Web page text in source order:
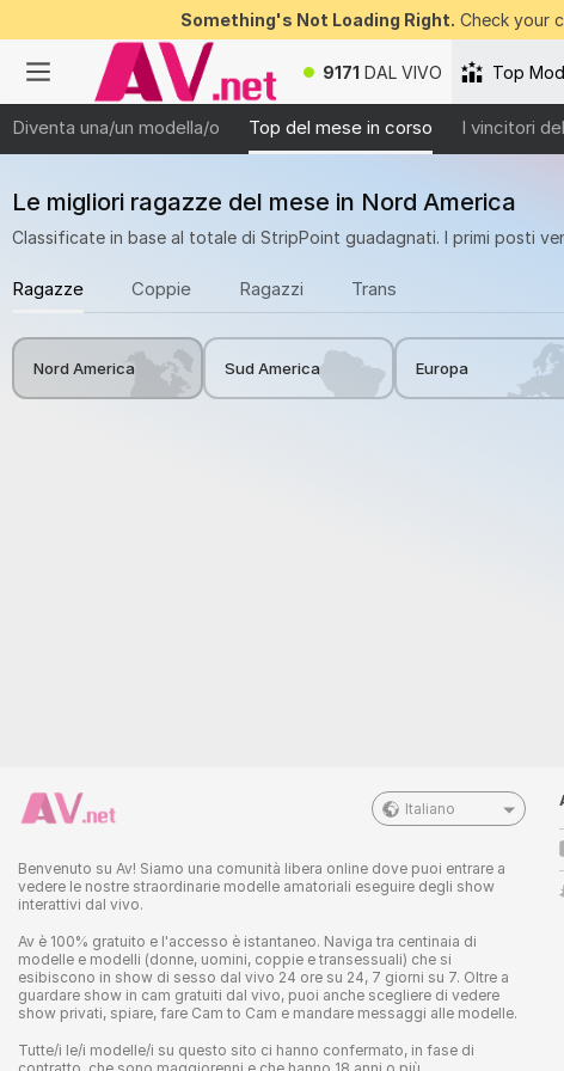
Something's Not Loading Right. Check your
9171 DAL VIVO Top
Diventa una/un modella/o Top del mese in corso I vincitori
Le migliori ragazze del mese in Nord America
Classificate in base al totale di StripPoint guadagnati. I primi posti
Ragazze Coppie Ragazzi Trans
Nord America Sud America Europa
Italiano
Benvenuto su Av! Siamo una comunità libera online dove puoi entrare a
vedere le nostre straordinarie modelle amatoriali eseguire degli show
interattivi dal vivo.
Av è 100% gratuito e l'accesso è istantaneo. Naviga tra centinaia di
modelle e modelli (donne, uomini, coppie e transessuali) che si
esibiscono in show di sesso dal vivo 24 ore su 24, 7 giorni su 7. Oltre a
guardare show in cam gratuiti dal vivo, puoi anche scegliere di vedere
show privati, spiare, fare Cam to Cam e mandare messaggi alle modelle.
Tutte/i le/i modelle/i su questo sito ci hanno confermato, in fase di